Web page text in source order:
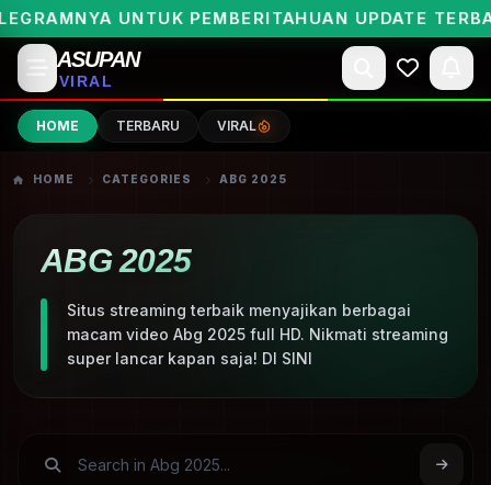
UNTUK PEMBERITAHUAN UPDATE
ASUPAN
VIRAL
HOME TERBARU VIRAL
HOME CATEGORIES ABG 2025
ABG 2025
Situs streaming terbaik menyajikan berbagai
macam video Abg 2025 full HD. Nikmati streaming
super lancar kapan saja! DI SINI